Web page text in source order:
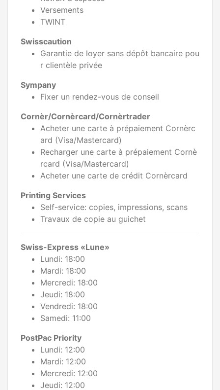
Versements
TWINT
Swisscaution
Garantie de loyer sans dépôt bancaire pou
r clientèle privée
Sympany
Fixer un rendez-vous de conseil
Cornèr/Cornèrcard/Cornèrtrader
Acheter une carte à prépaiement Cornèrc
ard (Visa/Mastercard)
Recharger une carte à prépaiement Cornè
rcard (Visa/Mastercard)
Acheter une carte de crédit Cornèrcard
Printing Services
Self-service: copies, impressions, scans
Travaux de copie au guichet
Swiss-Express «Lune»
Lundi: 18:00
Mardi: 18:00
Mercredi: 18:00
Jeudi: 18:00
Vendredi: 18:00
Samedi: 11:00
PostPac Priority
Lundi: 12:00
Mardi: 12:00
Mercredi: 12:00
Jeudi: 12:00